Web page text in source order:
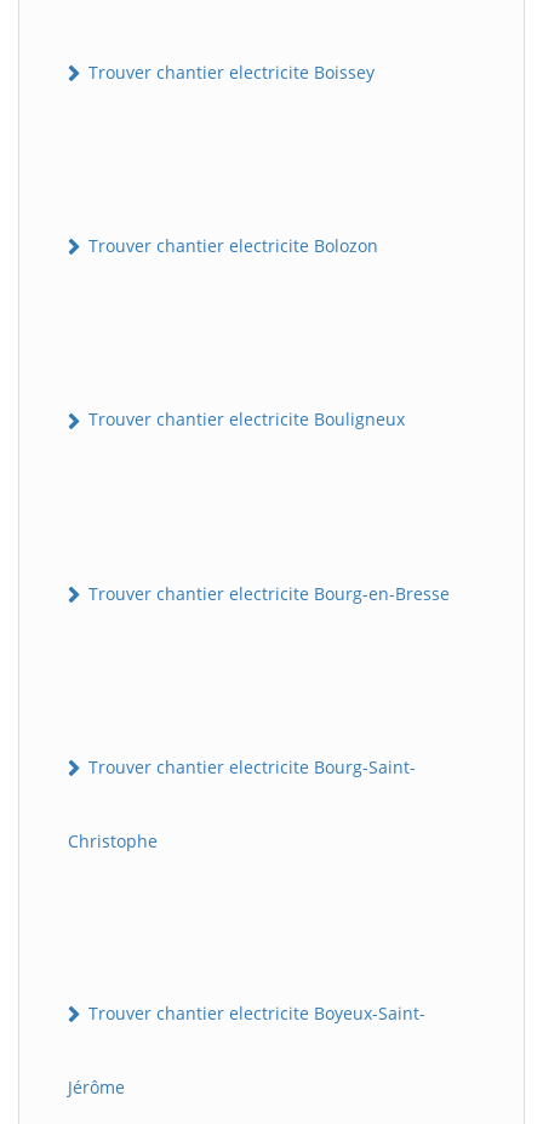
Trouver chantier electricite Boissey
Trouver chantier electricite Bolozon
Trouver chantier electricite Bouligneux
Trouver chantier electricite Bourg-en-Bresse
Trouver chantier electricite Bourg-Saint-
Christophe
Trouver chantier electricite Boyeux-Saint-
Jérôme